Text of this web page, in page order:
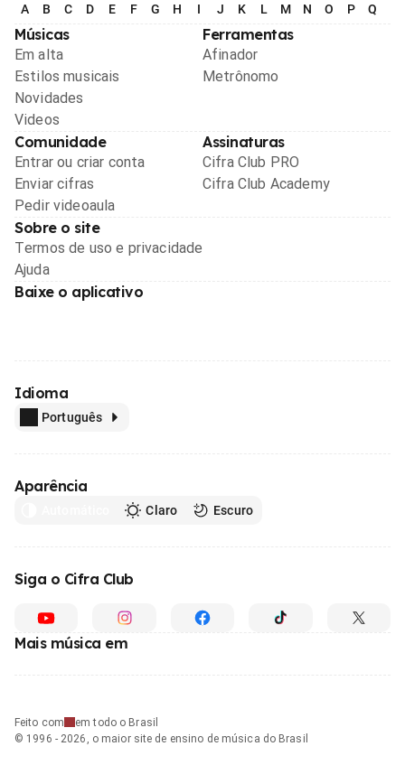
A B C D E F G H I J K L M N O P Q
Músicas
Em alta
Estilos musicais
Novidades
Videos
Ferramentas
Afinador
Metrônomo
Comunidade
Entrar ou criar conta
Enviar cifras
Pedir videoaula
Assinaturas
Cifra Club PRO
Cifra Club Academy
Sobre o site
Termos de uso e privacidade
Ajuda
Baixe o aplicativo
Idioma
Português
Aparência
Claro Escuro
Siga o Cifra Club
Mais música em
Feito com
em todo o Brasil
© 1996 - 2026, o maior site de ensino de música do Brasil